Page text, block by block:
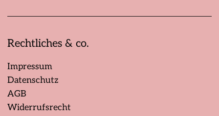
Rechtliches & co.
Impressum
Datenschutz
AGB
Widerrufsrecht